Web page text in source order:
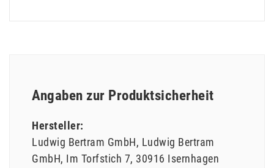
Angaben zur Produktsicherheit
Hersteller:
Ludwig Bertram GmbH Ludwig Bertram
GmbH Im Torfstich 7 30916 Isernhagen